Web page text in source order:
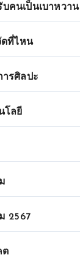
คนเป็นเบาหวาน
ดที่ไหน
รศิลปะ
โลยี
2567
ต